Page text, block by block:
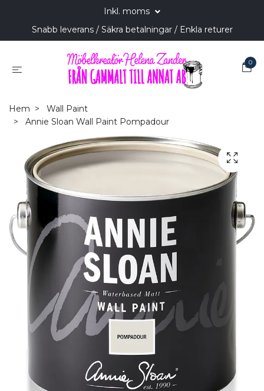
Inkl. moms
Snabb leverans / Säkra betalningar / Enkla returer
0
Hem
Wall Paint
Annie Sloan Wall Paint Pompadour